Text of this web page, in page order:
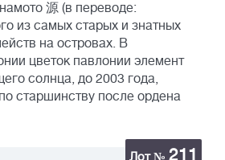
源 (в переводе:
из самых старых и знатных
на островах. В
цветок павлонии элемент
солнца, до 2003 года,
старшинству после ордена
Лот № 211